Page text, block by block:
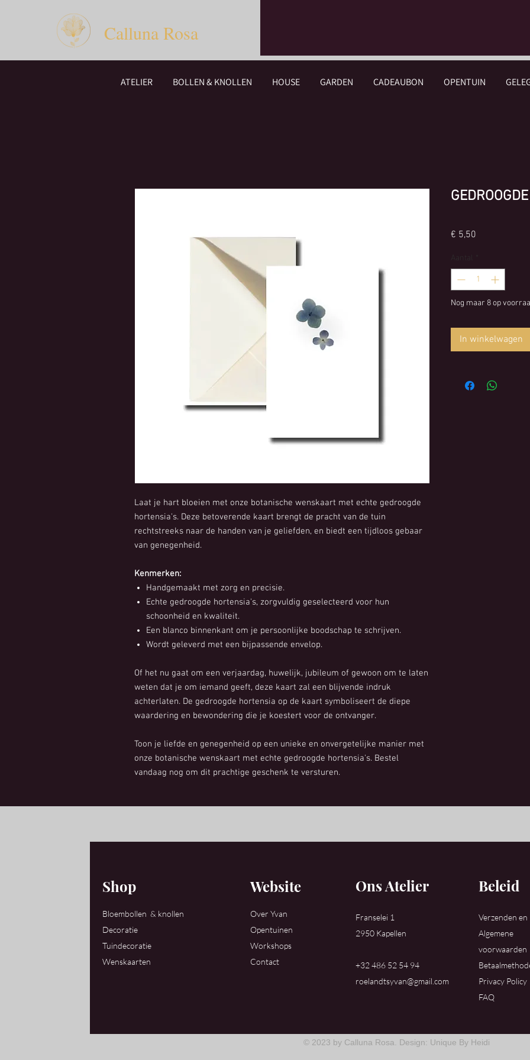
Calluna Rosa
ATELIER BOLLEN & KNOLLEN HOUSE GARDEN CADEAUBON OPENTUIN
Laat je hart bloeien met onze botanische wenskaart met echte gedroogde
hortensia's. Deze betoverende kaart brengt de pracht van de tuin
rechtstreeks naar de handen van je geliefden, en biedt een tijdloos gebaar
van genegenheid.
Kenmerken:
Handgemaakt met zorg en precisie.
Echte gedroogde hortensia's, zorgvuldig geselecteerd voor hun
schoonheid en kwaliteit.
Een blanco binnenkant om je persoonlijke boodschap te schrijven.
Wordt geleverd met een bijpassende envelop.
Of het nu gaat om een verjaardag, huwelijk, jubileum of gewoon om te laten
weten dat je om iemand geeft, deze kaart zal een blijvende indruk
achterlaten. De gedroogde hortensia op de kaart symboliseert de diepe
waardering en bewondering die je koestert voor de ontvanger.
Toon je liefde en genegenheid op een unieke en onvergetelijke manier met
onze botanische wenskaart met echte gedroogde hortensia's. Bestel
vandaag nog om dit prachtige geschenk te versturen.
€ 5,50
*
Nog maar 8 op
In winkelwagen
Shop
Bloembollen & knollen
Decoratie
Tuindecoratie
Wenskaarten
Website
Over Yvan
Opentuinen
Workshops
Contact
Ons Atelier
Franselei 1
2950 Kapellen
+32 486 52 54 94
roelandtsyvan@gmail.com
Beleid
Verzenden
Algemene
voorwaarden
Privacy Policy
FAQ
© 2023 by Calluna Rosa. Design: Unique By Heidi